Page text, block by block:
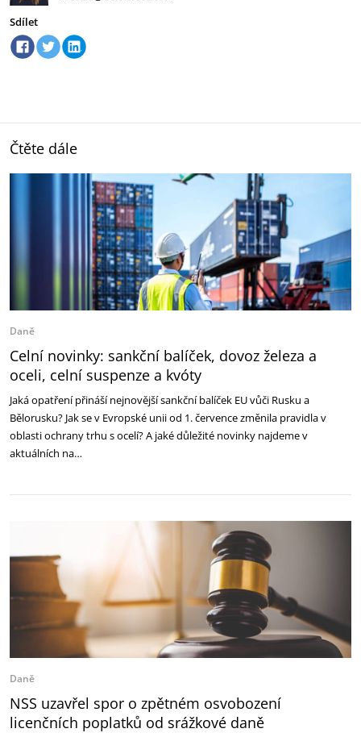
Sdílet
Čtěte dále
Daně
Celní novinky: sankční balíček, dovoz železa a
oceli, celní suspenze a kvóty
Jaká opatření přináší nejnovější sankční balíček EU vůči Rusku a
Bělorusku? Jak se v Evropské unii od 1. července změnila pravidla v
oblasti ochrany trhu s ocelí? A jaké důležité novinky najdeme v
aktuálních na…
Daně
NSS uzavřel spor o zpětném osvobození
licenčních poplatků od srážkové daně